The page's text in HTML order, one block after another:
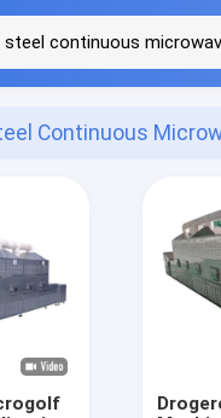
Continuous